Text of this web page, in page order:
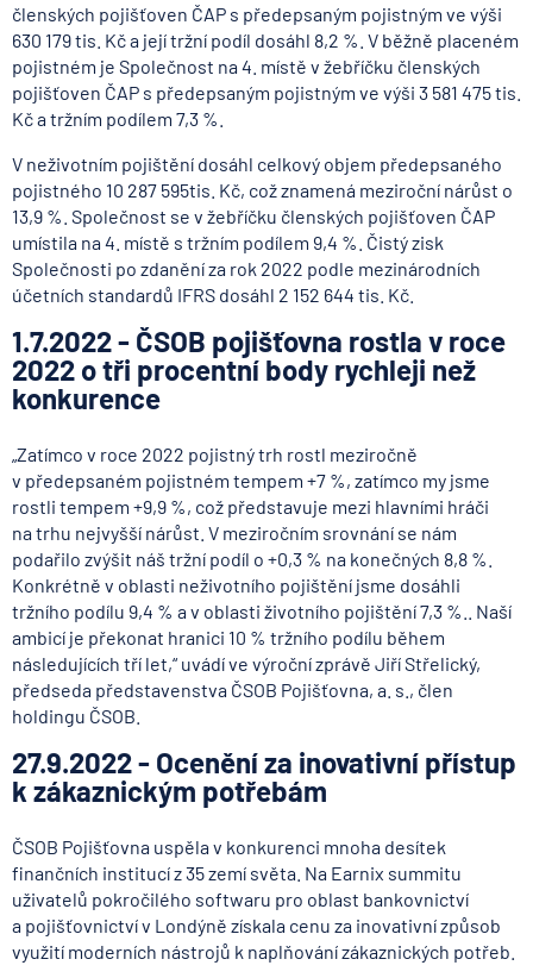
členských pojišťoven ČAP s předepsaným pojistným ve výši
630 179 tis. Kč a její tržní podíl dosáhl 8,2 %. V běžně placeném
pojistném je Společnost na 4. místě v žebříčku členských
pojišťoven ČAP s předepsaným pojistným ve výši 3 581 475 tis.
Kč a tržním podílem 7,3 %.
V neživotním pojištění dosáhl celkový objem předepsaného
pojistného 10 287 595tis. Kč, což znamená meziroční nárůst o
13,9 %. Společnost se v žebříčku členských pojišťoven ČAP
umístila na 4. místě s tržním podílem 9,4 %. Čistý zisk
Společnosti po zdanění za rok 2022 podle mezinárodních
účetních standardů IFRS dosáhl 2 152 644 tis. Kč.
1.7.2022 - ČSOB pojišťovna rostla v roce
2022 o tři procentní body rychleji než
konkurence
„Zatímco v roce 2022 pojistný trh rostl meziročně
v předepsaném pojistném tempem +7 %, zatímco my jsme
rostli tempem +9,9 %, což představuje mezi hlavními hráči
na trhu nejvyšší nárůst. V meziročním srovnání se nám
podařilo zvýšit náš tržní podíl o +0,3 % na konečných 8,8 %.
Konkrétně v oblasti neživotního pojištění jsme dosáhli
tržního podílu 9,4 % a v oblasti životního pojištění 7,3 %.. Naší
ambicí je překonat hranici 10 % tržního podílu během
následujících tří let,“ uvádí ve výroční zprávě Jiří Střelický,
předseda představenstva ČSOB Pojišťovna, a. s., člen
holdingu ČSOB.
27.9.2022 - Ocenění za inovativní přístup
k zákaznickým potřebám
ČSOB Pojišťovna uspěla v konkurenci mnoha desítek
finančních institucí z 35 zemí světa. Na Earnix summitu
uživatelů pokročilého softwaru pro oblast bankovnictví
a pojišťovnictví v Londýně získala cenu za inovativní způsob
využití moderních nástrojů k naplňování zákaznických potřeb.